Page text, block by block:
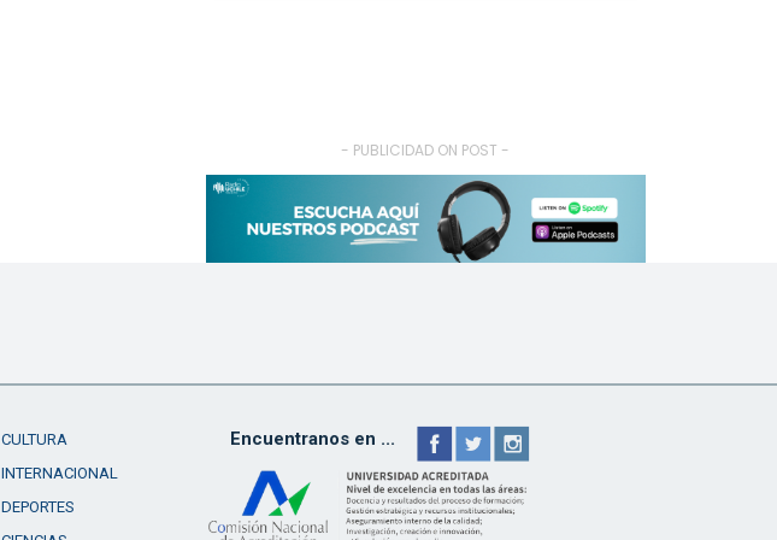
- PUBLICIDAD ON POST -
CULTURA
INTERNACIONAL
DEPORTES
Encuentranos en ...